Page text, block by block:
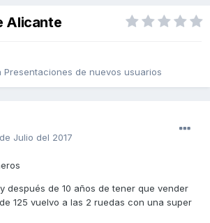
Alicante
Presentaciones de nuevos usuarios
Julio del 2017
después de 10 años de tener que vender
125 vuelvo a las 2 ruedas con una super